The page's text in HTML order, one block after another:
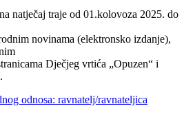
natječaj traje od 01.kolovoza 2025. do
novinama (elektronsko izdanje),
Dječjeg vrtića „Opuzen“ i
odnosa: ravnatelj/ravnateljica